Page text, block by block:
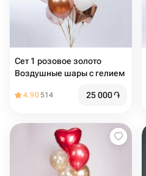
Сет 1 розовое золото
Воздушные шары с гелием
4.90514 25 000֏